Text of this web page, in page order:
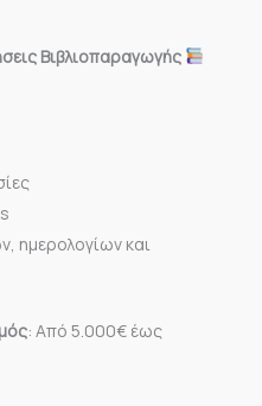
Βιβλιοπαραγωγής
ημερολογίων και
: Από 5.000€ έως